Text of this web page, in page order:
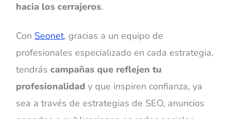
hacia los cerrajeros.
Con Seonet, gracias a un equipo de
profesionales especializado en cada estrategia,
tendráscampañas que reflejen tu
profesionalidad y que inspiren confianza, ya
sea a través de estrategias de SEO, anuncios